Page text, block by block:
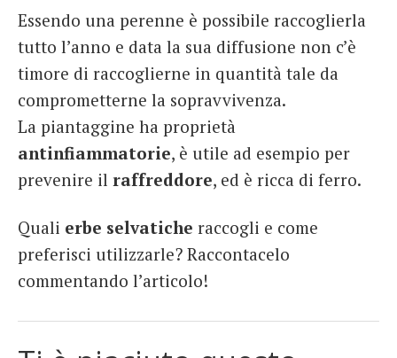
Essendo una perenne è possibile raccoglierla
tutto l’anno e data la sua diffusione non c’è
timore di raccoglierne in quantità tale da
comprometterne la sopravvivenza.
La piantaggine ha proprietà
antinfiammatorie, è utile ad esempio per
prevenire il raffreddore, ed è ricca di ferro.
Quali erbe selvatiche raccogli e come
preferisci utilizzarle? Raccontacelo
commentando l’articolo!